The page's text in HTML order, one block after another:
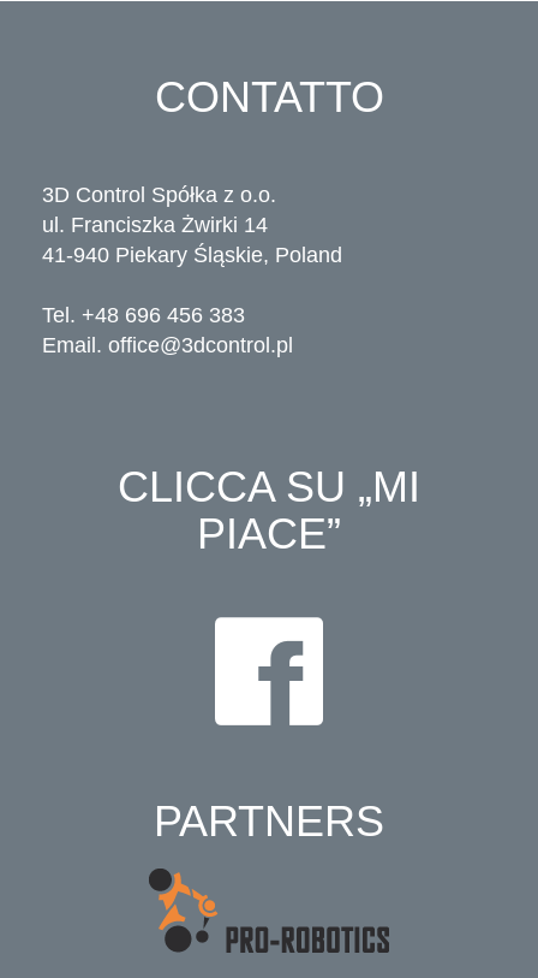
CONTATTO
3D Control Spółka z o.o.
ul. Franciszka Żwirki 14
41-940 Piekary Śląskie, Poland
Tel. +48 696 456 383
Email. office@3dcontrol.pl
CLICCA SU „MI
PIACE”
PARTNERS